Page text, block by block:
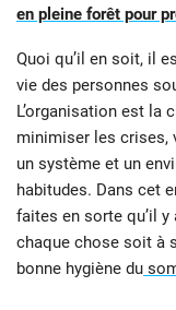
en pleine forêt pour
Quoi qu’il en soit, il
vie des personnes
L’organisation est la
minimiser les crises,
un système et un
habitudes. Dans cet
faites en sorte qu’il
chaque chose soit à
bonne hygiène du